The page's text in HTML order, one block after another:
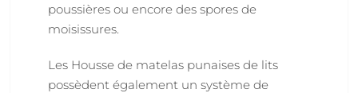
poussières ou encore des spores de
moisissures.
Les Housse de matelas punaises de lits
possèdent également un système de